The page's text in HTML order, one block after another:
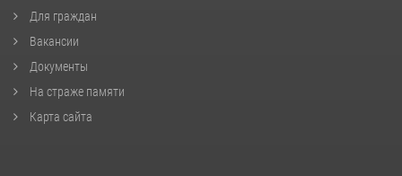
Для граждан
Вакансии
Документы
На страже памяти
Карта сайта